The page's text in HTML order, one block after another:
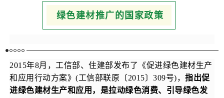
绿色建材推广的国家政策
2015年8月，工信部、住建部发布了《促进绿色建材生产
和应用行动方案》(工信部联原〔2015〕309号)，指出促
进绿色建材生产和应用，是拉动绿色消费、引导绿色发